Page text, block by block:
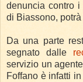
denuncia contro i
di Biassono,
Da una parte
segnato dalle
servizio un
Foffano è infatti